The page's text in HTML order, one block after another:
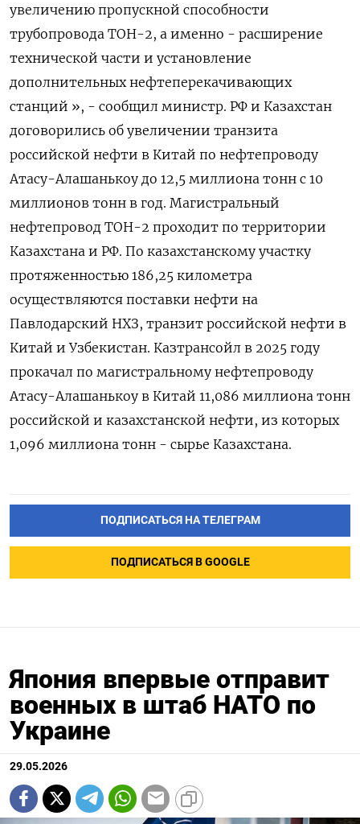
увеличению пропускной способности
‌трубопровода ТОН-2, а именно - расширение
технической части ​и установление
дополнительных нефтеперекачивающих
‌станций », - сообщил министр. РФ и Казахстан ​
договорились об увеличении транзита
‌российской нефти в Китай по нефтепроводу
Атасу-Алашанькоу до 12,5 миллиона тонн ​с 10 ​
миллионов ‌тонн в год. Магистральный
нефтепровод ТОН-2 ​проходит по территории
Казахстана и РФ. По казахстанскому участку
протяженностью 186,25 километра
осуществляются поставки нефти на
Павлодарский НХЗ, транзит российской нефти в ​
Китай и ⁠Узбекистан. Казтрансойл в 2025 году
прокачал по ‌магистральному нефтепроводу
Атасу-Алашанькоу в Китай ‌11,086 миллиона тонн
российской и казахстанской ​нефти, из которых
1,096 ‌миллиона тонн - сырье Казахстана.
ПОДПИСАТЬСЯ НА ТЕЛЕГРАМ
ПОДПИСАТЬСЯ В GOOGLE
Япония впервые отправит
военных в штаб НАТО по
Украине
29.05.2026